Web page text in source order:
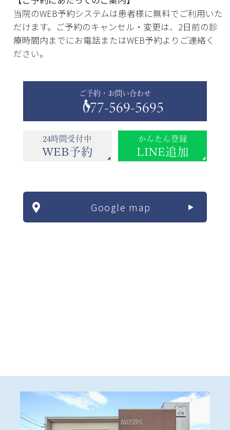
当院のWEB予約システムは患者様に無料でご利用いた
だけます。ご予約のキャンセル・変更は、2日前の診
療時間内までにお電話またはWEB予約よりご連絡く
ださい。
ご予約・お問い合わせ
077-569-5695
24時間受付中
WEB予約
かんたん登録
LINE追加
Google map